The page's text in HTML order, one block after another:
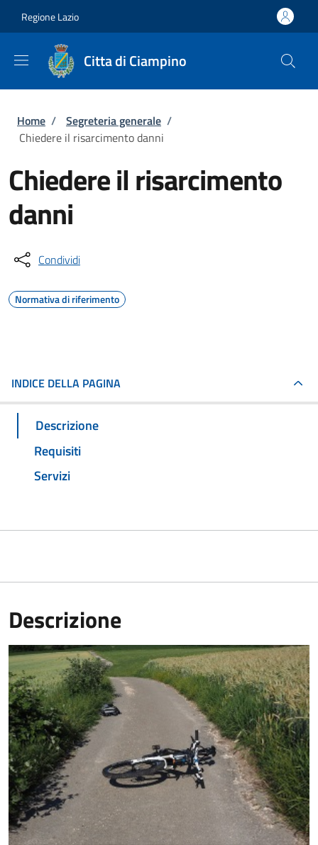
Regione Lazio
Citta di Ciampino
Briciole di pane
Home / Segreteria generale /
Chiedere il risarcimento danni
Chiedere il risarcimento
danni
Condividi
Normativa di riferimento
INDICE DELLA PAGINA
Descrizione
Requisiti
Servizi
Descrizione